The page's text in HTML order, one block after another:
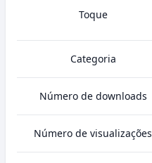
Toque
Categoria
Número de downloads
Número de visualizações